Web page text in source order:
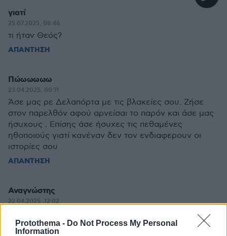
Protothema - Do Not Process My Personal
Information
γιατί
25.07.2025, 08:46
τι ήταν Θεός?
ΑΠΑΝΤΗΣΗ
Πώωωωωω
23.04.2025, 00:11
Άσε μας ρε Δελαπόρτα με τις βλακείες σου. Ζήσε
στον παρελθόν αφού αρνείσαι το παρόν και άσε μας
ήσυχους . Επίσης άσε ήσυχες τις πεθαμένες
ηθοποιούς γιατί κανέναν δεν τον ενδιαφερουν οι
ιστορίες σου
ΑΠΑΝΤΗΣΗ
Αναγνώστης
22.04.2025, 12:02
Έλεος πια ... ήταν μια διάσημη ηθοποιός φτάνει Σιγά
που θα πήγαινα να την αγγίξω κιόλας